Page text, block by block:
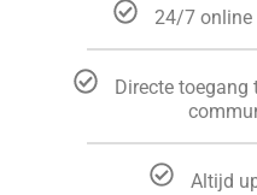
24/7 online
Directe toegang
Altijd